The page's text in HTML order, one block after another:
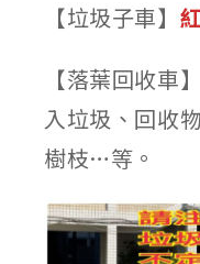
【垃圾子車】
【落葉回收車
入垃圾、回收
樹枝…等。